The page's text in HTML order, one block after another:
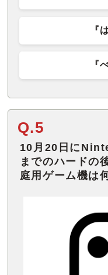
『
『
Q.5
10月20日に
までのハードの
庭用ゲーム機は